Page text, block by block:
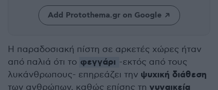
Add Protothema.gr on Google
Η παραδοσιακή πίστη σε αρκετές χώρες ήταν
από παλιά ότι το φεγγάρι -εκτός από τους
λυκάνθρωπους- επηρεάζει την ψυχική διάθεση
των ανθρώπων, καθώς επίσης τη γυναικεία